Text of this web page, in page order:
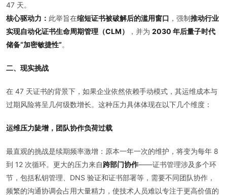
47 天。
核心驱动力： 此举旨在缩短证书被破解后的滥用窗口 ，强制推动行业
实现自动化证书生命周期管理（CLM）
，并为 2030 年后量子时代
储备“加密敏捷性”。
二、现实挑战
在 47 天证书的背景下，如果企业依然依赖手动模式，其运维成本与
过期风险将呈几何级数增长。这种压力具体体现在以下几个维度：
运维压力陡增，团队协作负荷过载
最直观的挑战是续期频率激增：原本一年一次的维护，将变为每年 8
到 12 次循环。更大的压力来自跨部门协作——证书管理涉及多个环
节，包括私钥管理、DNS 验证和证书部署等，需要不同团队协作，
频繁的沟通协调会占用大量精力，使技术人员难以专注于更高价值的